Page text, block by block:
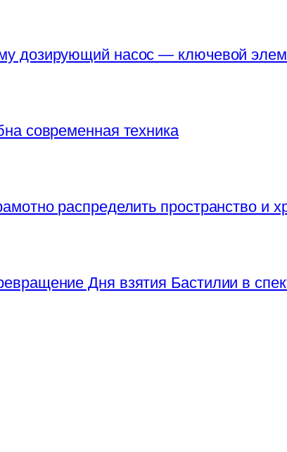
дозирующий насос — ключевой
современная техника
распределить пространство и
Дня взятия Бастилии в